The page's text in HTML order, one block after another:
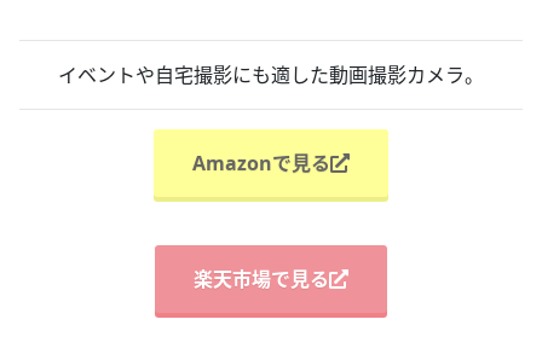
イベントや自宅撮影にも適した動画撮影カメラ。
Amazonで見る
楽天市場で見る